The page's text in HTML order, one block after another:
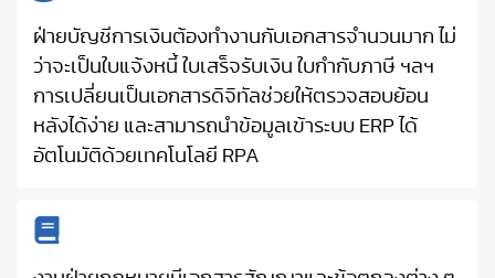
ฝ่ายบัญชีการเงินต้องทำงานกับเอกสารจำนวนมาก ไม่
ว่าจะเป็นใบแจ้งหนี้ ใบเสร็จรับเงิน ใบกำกับภาษี ฯลฯ
การเปลี่ยนเป็นเอกสารดิจิทัลช่วยให้ตรวจสอบย้อน
หลังได้ง่าย และสามารถนำข้อมูลเข้าระบบ ERP ได้
อัตโนมัติด้วยเทคโนโลยี RPA